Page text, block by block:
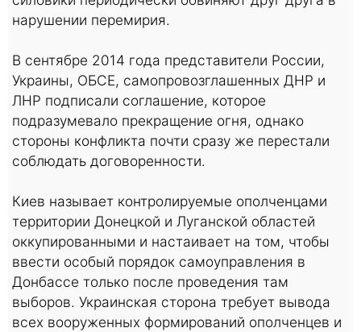
нарушении перемирия.
В сентябре 2014 года представители России,
Украины, ОБСЕ, самопровозглашенных ДНР и
ЛНР подписали соглашение, которое
подразумевало прекращение огня, однако
стороны конфликта почти сразу же перестали
соблюдать договоренности.
Киев называет контролируемые ополченцами
территории Донецкой и Луганской областей
оккупированными и настаивает на том, чтобы
ввести особый порядок самоуправления в
Донбассе только после проведения там
выборов. Украинская сторона требует вывода
всех вооруженных формирований ополченцев и